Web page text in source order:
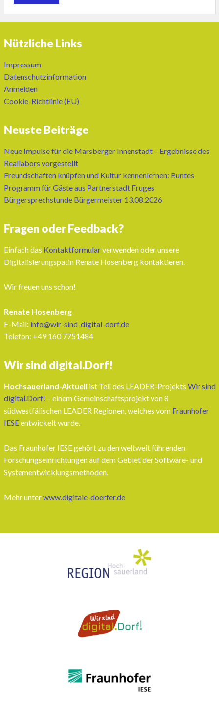
Nützliche Links
Impressum
Datenschutzinformation
Anmelden
Cookie-Richtlinie (EU)
Neuste Beiträge
Neue Impulse für die Marsberger Innenstadt – Ergebnisse des
Reallabors vorgestellt
Freundschaften knüpfen und Kultur kennenlernen: Buntes
Programm für Gäste aus Partnerstadt Fruges
Bürgersprechstunde Bürgermeister 13.08.2026
Fragen oder Feedback?
Einfach das Kontaktformularverwenden oder unsere
Digitalisierungspatin Renate Hosenberg kontaktieren.
Wir freuen uns schon!
Renate Hosenberg
E-Mail: info@wir-sind-digital-dorf.de
Telefon: ‭+49 160 7751484‬
Wir sind digital.Dorf!
Hochsauerland-Aktuell ist Teil des LEADER-Projekts Wir sind
digital.Dorf! – einem Gemeinschaftsprojekt von 8
südwestfälischen LEADER Regionen, welches vom Fraunhofer
IESEentwickelt wurde.
Das Fraunhofer IESE gehört zu den weltweit führenden
Forschungseinrichtungen auf dem Gebiet der Software- und
Systementwicklungsmethoden.
Mehr unterwww.digitale-doerfer.de